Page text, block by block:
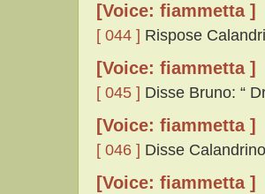
[Voice: fiammetta ]
[ 044 ] Rispose
[Voice: fiammetta ]
[ 045 ] Disse Bruno: “
[Voice: fiammetta ]
[ 046 ] Disse
[Voice: fiammetta ]